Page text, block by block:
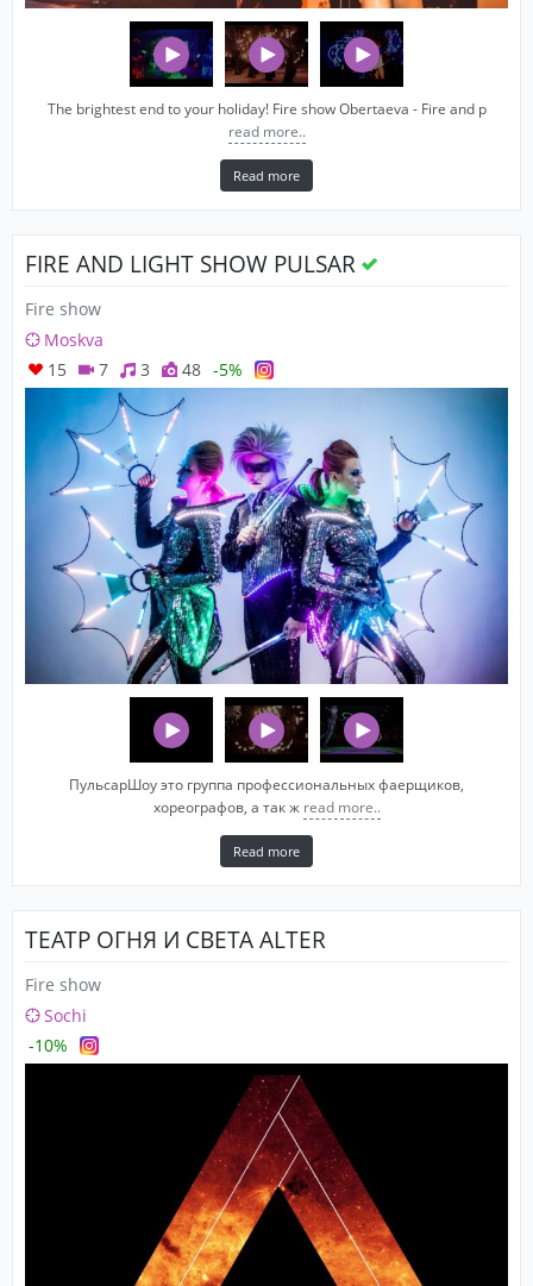
The brightest end to your holiday! Fire show Obertaeva - Fire and p
read more..
Read more
FIRE AND LIGHT SHOW PULSAR
Fire show
Moskva
15
7 3 48 -5%
ПульсарШоу это группа профессиональных фаерщиков,
хореографов, а так ж read more..
Read more
ТЕАТР ОГНЯ И СВЕТА ALTER
Fire show
Sochi
-10%